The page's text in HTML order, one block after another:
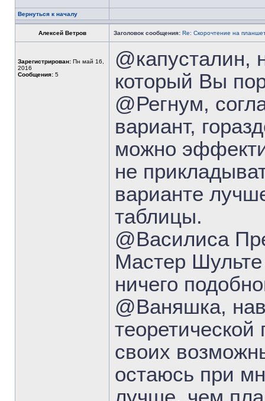
Вернуться к началу
Алексей Ветров Заголовок сообщения: Re: Скорочтение на
Зарегистрирован: Пн май 16,
2016
Сообщения: 5
@капусталин,
который Вы
@Регнум,
вариант,
можно
не
варианте
таблицы.
@Василиса
Мастер
ничего
@Ваняшка,
своих
остаюсь при